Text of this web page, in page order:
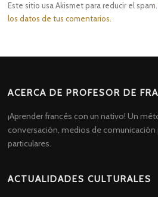
Este sitio usa Akismet para reducir el
los datos de tus comentarios.
ACERCA DE PROFESOR DE
¡Aprender francés con un nativo! Un
conversación, medios de comunicación
particulares.
ACTUALIDADES CULTURALES